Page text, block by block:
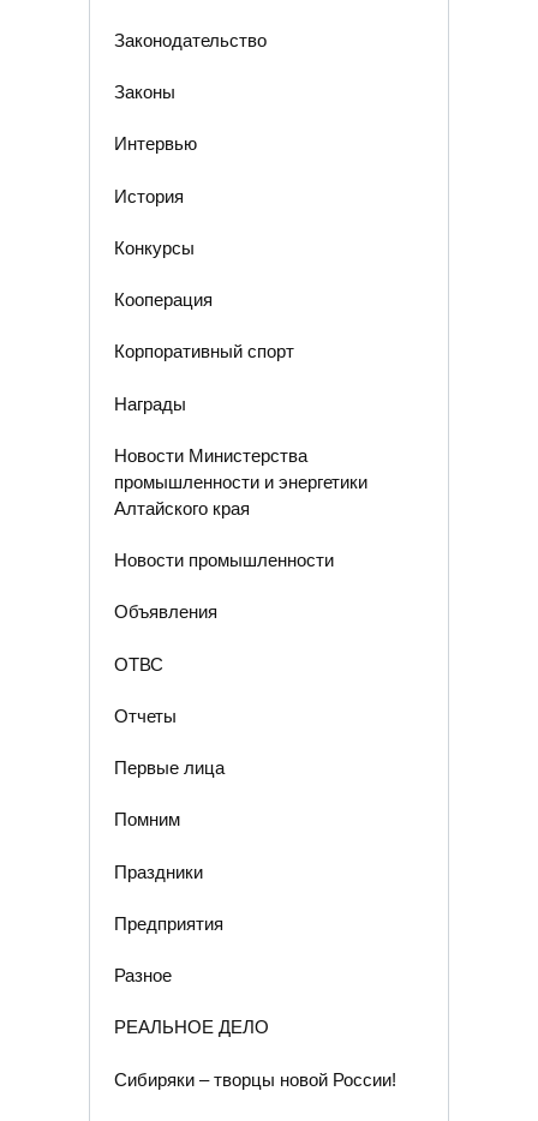
Законодательство
Законы
Интервью
История
Конкурсы
Кооперация
Корпоративный спорт
Награды
Новости Министерства
промышленности и энергетики
Алтайского края
Новости промышленности
Объявления
ОТВС
Отчеты
Первые лица
Помним
Праздники
Предприятия
Разное
РЕАЛЬНОЕ ДЕЛО
Сибиряки – творцы новой России!